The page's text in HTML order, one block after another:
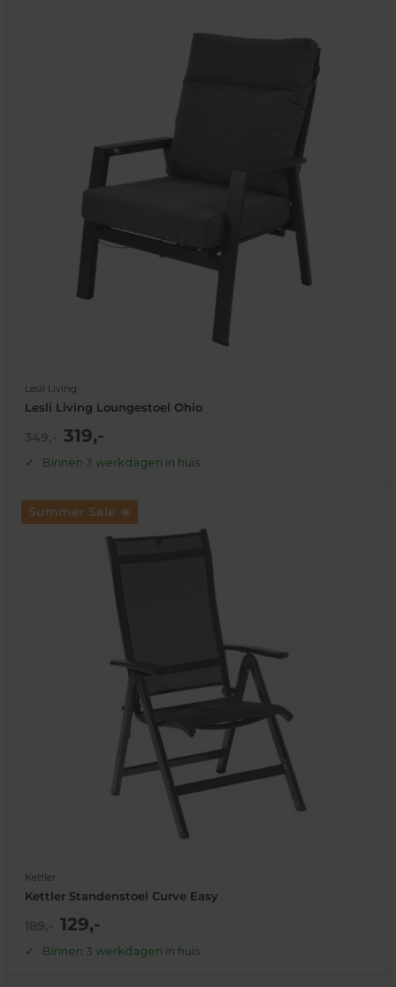
Lesli Living
Lesli Living Loungestoel Ohio
NormaleActie
prijs
319,-
Binnen 3 werkdagen in huis
Summer Sale ☀️
Kettler
Kettler Standenstoel Curve Easy
NormaleActie
prijs
129,-
Binnen 3 werkdagen in huis